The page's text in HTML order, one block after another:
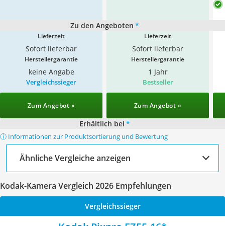
Zu den Angeboten *
Lieferzeit
Sofort lieferbar
Lieferzeit
Sofort lieferbar
Herstellergarantie
keine Angabe
Herstellergarantie
1 Jahr
Vergleichssieger
Zum Angebot »
Bestseller
Zum Angebot »
Erhältlich bei *
ⓘ Informationen zur Produktsortierung und Bewertung
Ähnliche Vergleiche anzeigen
Kodak-Kamera Vergleich 2026 Empfehlungen
Vergleichssieger